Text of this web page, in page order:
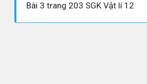
Bài 3 trang 203 SGK Vật lí 12